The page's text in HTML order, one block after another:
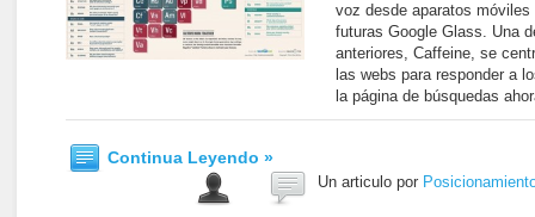
voz desde aparatos
futuras Google Glass. Una
anteriores, Caffeine, se
las webs para responder a
la página de búsquedas
Continua Leyendo »
Un articulo por